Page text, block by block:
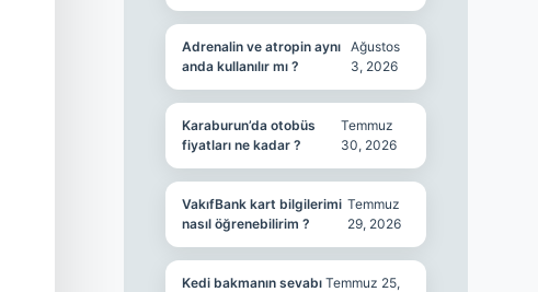
Adrenalin ve atropin aynı
anda kullanılır mı ?
Ağustos
3, 2026
Karaburun’da otobüs
fiyatları ne kadar ?
Temmuz
30, 2026
VakıfBank kart bilgilerimi
nasıl öğrenebilirim ?
Temmuz
29, 2026
Kedi bakmanın sevabı Temmuz 25,